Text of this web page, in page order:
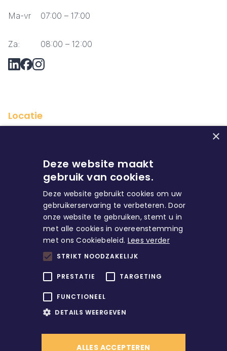
Ma-vr 07:00 – 17:00
Za: 08:00 – 12:00
Locatie
© Copyright2026 / Alle rechten voorbehouden
×
Deze website maakt
gebruik van cookies.
Deze website gebruikt cookies om uw
gebruikerservaring te verbeteren. Door
onze website te gebruiken, stemt u in
met alle cookies in overeenstemming
met ons Cookiebeleid. Lees verder
STRIKT NOODZAKELIJK
PRESTATIE TARGETING
FUNCTIONEEL
DETAILS WEERGEVEN
ALLES ACCEPTEREN